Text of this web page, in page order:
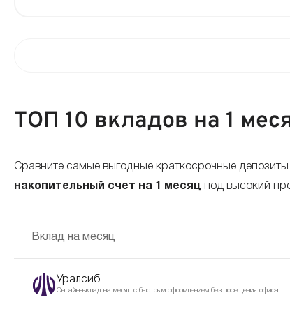
ТОП 10 вкладов на 1
Сравните самые выгодные краткосрочные
накопительный счет на 1 месяц под высокий
Вклад на месяц
Уралсиб
Онлайн-вклад на месяц с быстрым оформлением без посещения офиса